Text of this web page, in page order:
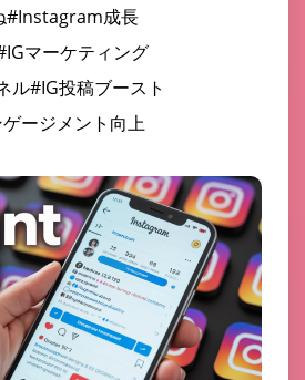
#Instagram成長
マーケティング
ル#IG投稿ブースト
ージメント向上